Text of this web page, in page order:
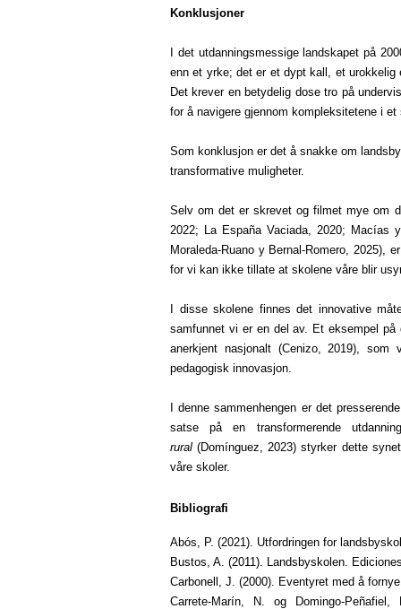
Konklusjoner
I det utdanningsmessige landskapet på
enn et yrke; det er et dypt kall, et
Det krever en betydelig dose tro på
for å navigere gjennom kompleksitetene i
Som konklusjon er det å snakke om
transformative muligheter.
Selv om det er skrevet og filmet mye om
2022; La España Vaciada, 2020; Macías
Moraleda-Ruano y Bernal-Romero, 2025),
for vi kan ikke tillate at skolene våre blir
I disse skolene finnes det innovative
samfunnet vi er en del av. Et eksempel
anerkjent nasjonalt (Cenizo, 2019),
pedagogisk innovasjon.
I denne sammenhengen er det
satse på en transformerende
rural (Domínguez, 2023) styrker dette
våre skoler.
Bibliografi
Abós, P. (2021). Utfordringen for
Bustos, A. (2011). Landsbyskolen.
Carbonell, J. (2000). Eventyret med å
Carrete-Marín, N. og Domingo-